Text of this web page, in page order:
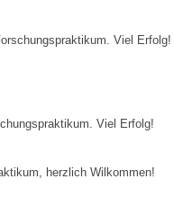
Viel Erfolg!
Viel Erfolg!
herzlich Wilkommen!